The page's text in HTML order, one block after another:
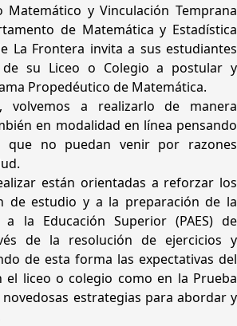
Matemático y Vinculación Temprana
de Matemática y Estadística
La Frontera invita a sus estudiantes
su Liceo o Colegio a postular y
Propedéutico de Matemática.
a realizarlo de manera
en modalidad en línea pensando
que no puedan venir por razones
están orientadas a reforzar los
de estudio y a la preparación de la
la Educación Superior (PAES) de
de la resolución de ejercicios y
de esta forma las expectativas del
liceo o colegio como en la Prueba
novedosas estrategias para abordar y